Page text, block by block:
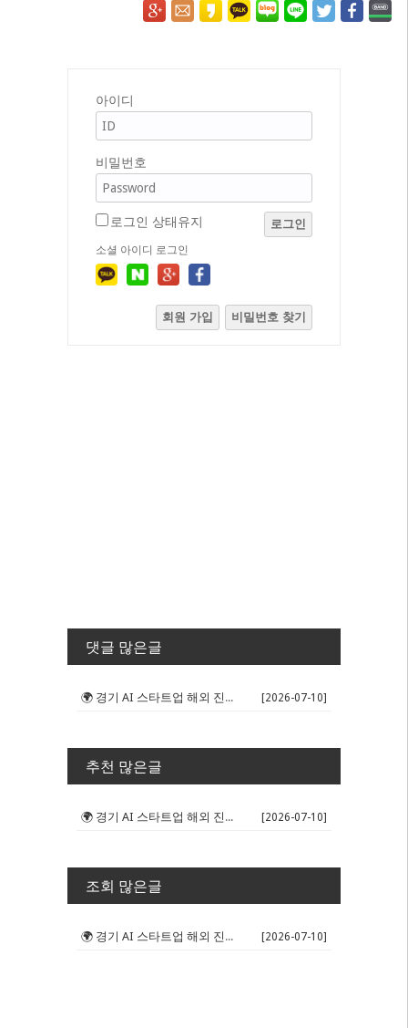
아이디
비밀번호
로그인 상태유지 로그인
소셜 아이디 로그인
회원 가입 비밀번호 찾기
댓글 많은글
🌍 경기 AI 스타트업 해외 진출 판... [2026-07-10]
추천 많은글
🌍 경기 AI 스타트업 해외 진출 판... [2026-07-10]
조회 많은글
🌍 경기 AI 스타트업 해외 진출 판... [2026-07-10]